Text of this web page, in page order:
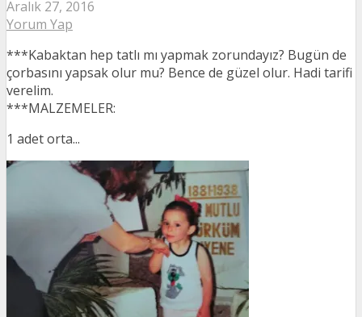
Aralık 27, 2016
Yorum Yap
***Kabaktan hep tatlı mı yapmak zorundayız? Bugün de
çorbasını yapsak olur mu? Bence de güzel olur. Hadi tarifi
verelim.
***MALZEMELER:
1 adet orta...